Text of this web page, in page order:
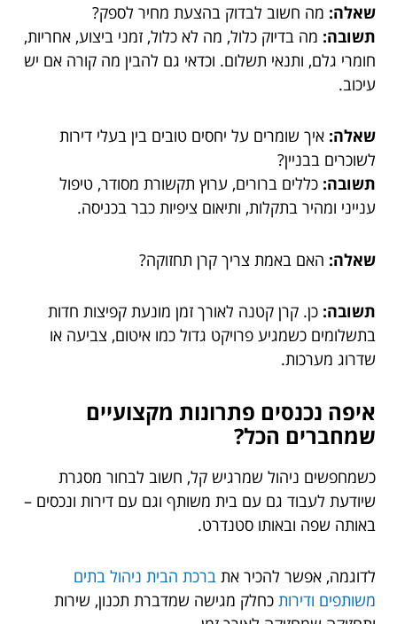
שאלה: מה חשוב לבדוק בהצעת מחיר לספק?
תשובה: מה בדיוק כלול, מה לא כלול, זמני ביצוע, אחריות,
חומרי גלם, ותנאי תשלום. וכדאי גם להבין מה קורה אם יש
עיכוב.
שאלה: איך שומרים על יחסים טובים בין בעלי דירות
לשוכרים בבניין?
תשובה: כללים ברורים, ערוץ תקשורת מסודר, טיפול
ענייני ומהיר בתקלות, ותיאום ציפיות כבר בכניסה.
שאלה: האם באמת צריך קרן תחזוקה?
תשובה: כן. קרן קטנה לאורך זמן מונעת קפיצות חדות
בתשלומים כשמגיע פרויקט גדול כמו איטום, צביעה או
שדרוג מערכות.
איפה נכנסים פתרונות מקצועיים
שמחברים הכל?
כשמחפשים ניהול שמרגיש קל, חשוב לבחור מסגרת
שיודעת לעבוד גם עם בית משותף וגם עם דירות ונכסים –
באותה שפה ובאותו סטנדרט.
לדוגמה, אפשר להכיר את ברכת הבית ניהול בתים
משותפים ודירות כחלק מגישה שמדברת תכנון, שירות